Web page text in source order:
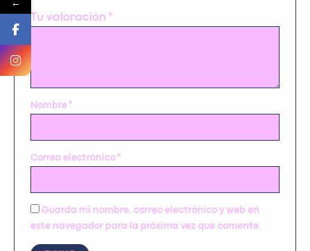
Tu valoración *
Nombre *
Correo electrónico *
Guarda mi nombre, correo electrónico y web en
este navegador para la próxima vez que comente.
←